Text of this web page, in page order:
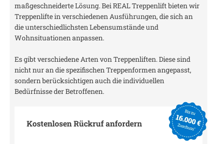
maßgeschneiderte Lösung. Bei REAL Treppenlift bieten wir
Treppenlifte in verschiedenen Ausführungen, die sich an
die unterschiedlichsten Lebensumstände und
Wohnsituationen anpassen.
Es gibt verschiedene Arten von Treppenliften. Diese sind
nicht nur an die spezifischen Treppenformen angepasst,
sondern berücksichtigen auch die individuellen
Bedürfnisse der Betroffenen.
Kostenlosen Rückruf anfordern